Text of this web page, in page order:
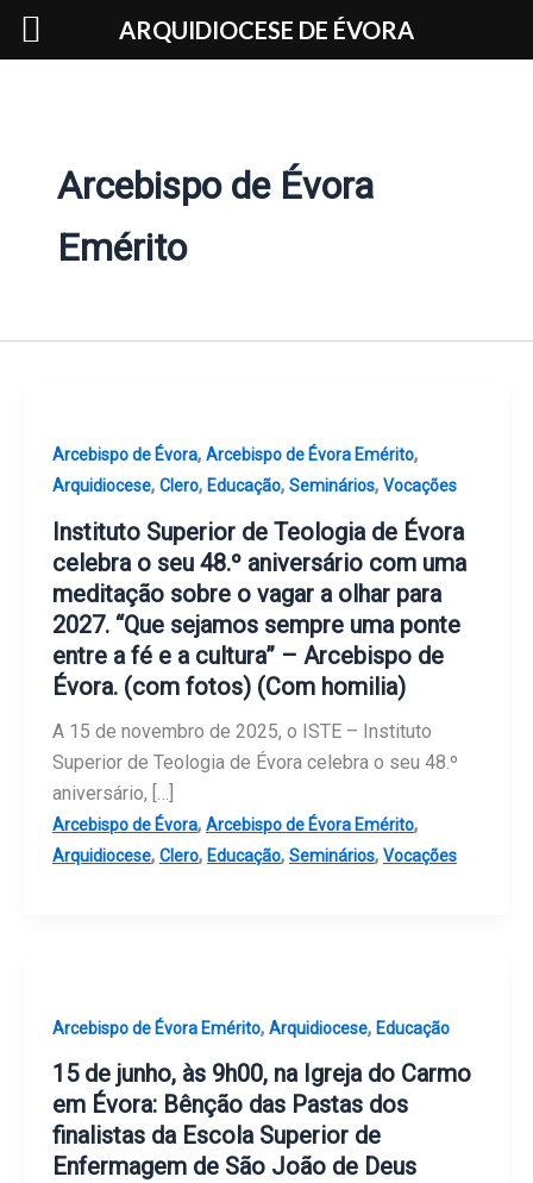
Skip
Arcebispo de Évora
Emérito
Arcebispo de Évora, Arcebispo de Évora Emérito,
Arquidiocese, Clero, Educação, Seminários, Vocações
Instituto Superior de Teologia de Évora
celebra o seu 48.º aniversário com uma
meditação sobre o vagar a olhar para
2027. “Que sejamos sempre uma ponte
entre a fé e a cultura” – Arcebispo de
Évora. (com fotos) (Com homilia)
A 15 de novembro de 2025, o ISTE – Instituto
Superior de Teologia de Évora celebra o seu 48.º
aniversário, […]
Arcebispo de Évora, Arcebispo de Évora Emérito,
Arquidiocese, Clero, Educação, Seminários, Vocações
Arcebispo de Évora Emérito, Arquidiocese, Educação
15 de junho, às 9h00, na Igreja do Carmo
em Évora: Bênção das Pastas dos
finalistas da Escola Superior de
Enfermagem de São João de Deus
ARQUIDIOCESE DE ÉVORA